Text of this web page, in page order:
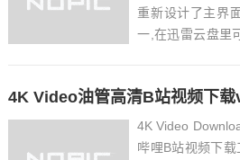
重新设计了主界
一,在迅雷云盘里
快！迅雷云盘加
4K Video油管高清B站视频下
4K Video
哔哩B站视频下载